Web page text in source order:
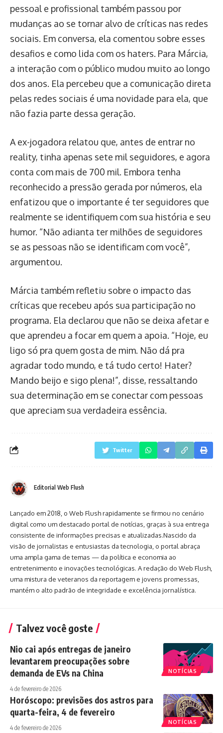
pessoal e profissional também passou por
mudanças ao se tornar alvo de críticas nas redes
sociais. Em conversa, ela comentou sobre esses
desafios e como lida com os haters. Para Márcia,
a interação com o público mudou muito ao longo
dos anos. Ela percebeu que a comunicação direta
pelas redes sociais é uma novidade para ela, que
não fazia parte dessa geração.
A ex-jogadora relatou que, antes de entrar no
reality, tinha apenas sete mil seguidores, e agora
conta com mais de 700 mil. Embora tenha
reconhecido a pressão gerada por números, ela
enfatizou que o importante é ter seguidores que
realmente se identifiquem com sua história e seu
humor. “Não adianta ter milhões de seguidores
se as pessoas não se identificam com você”,
argumentou.
Márcia também refletiu sobre o impacto das
críticas que recebeu após sua participação no
programa. Ela declarou que não se deixa afetar e
que aprendeu a focar em quem a apoia. “Hoje, eu
ligo só pra quem gosta de mim. Não dá pra
agradar todo mundo, e tá tudo certo! Hater?
Mando beijo e sigo plena!”, disse, ressaltando
sua determinação em se conectar com pessoas
que apreciam sua verdadeira essência.
Twitter
Editorial Web Flush
Lançado em 2018, o Web Flush rapidamente se firmou no cenário
digital como um destacado portal de notícias, graças à sua entrega
consistente de informações precisas e atualizadas.Nascido da
visão de jornalistas e entusiastas da tecnologia, o portal abraça
uma ampla gama de temas — da política e economia ao
entretenimento e inovações tecnológicas. A redação do Web Flush,
uma mistura de veteranos da reportagem e jovens promessas,
mantém o alto padrão de integridade e excelência jornalística.
Talvez você goste
NOTÍCIAS
Nio cai após entregas de janeiro
levantarem preocupações sobre
demanda de EVs na China
4 de fevereiro de 2026
NOTÍCIAS
Horóscopo: previsões dos astros para
quarta-feira, 4 de fevereiro
4 de fevereiro de 2026